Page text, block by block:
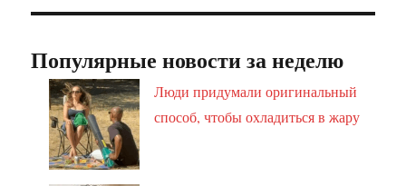
Популярные новости за неделю
Люди придумали оригинальный
способ, чтобы охладиться в жару